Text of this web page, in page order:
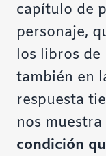
capítulo de
personaje,
los libros de
también en
respuesta
nos muestra
condición